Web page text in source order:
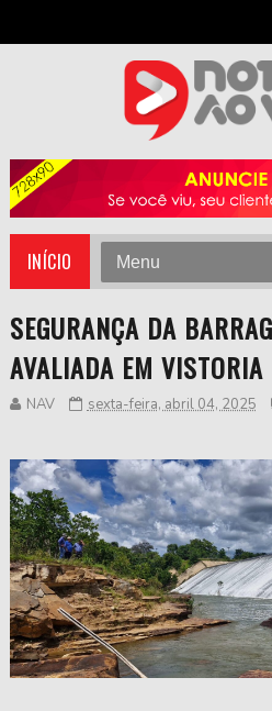
INÍCIO
SEGURANÇA DA
AVALIADA EM
NAV sexta-feira, abril 04, 2025